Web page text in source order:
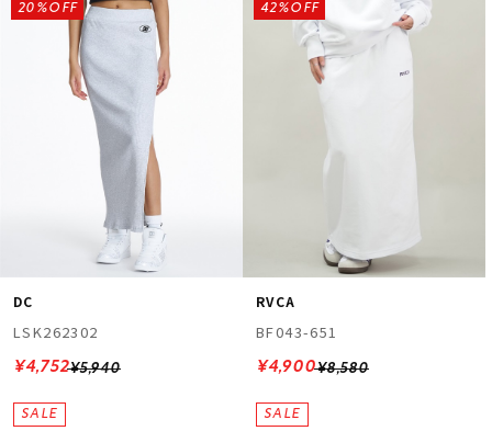
DC
LSK262302
¥5,940
20%OFF
¥4,752
RVCA
BF043-651
¥8,580
42%OFF
¥4,900